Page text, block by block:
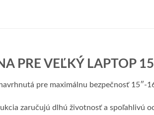
PRE VEĽKÝ LAPTOP
pre maximálnu bezpečnosť 15″-
zaručujú dlhú životnosť a spoľahlivú